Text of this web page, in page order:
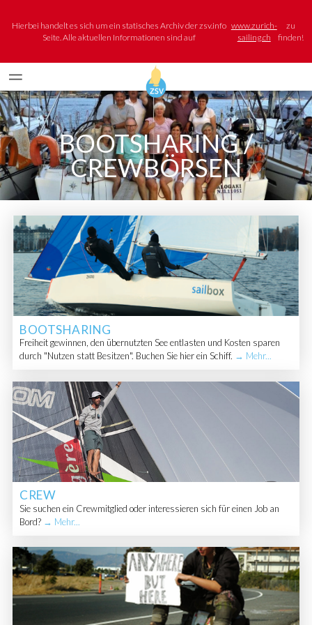
Hierbei handelt es sich um ein statisches Archiv der zsv.info
Seite. Alle aktuellen Informationen sind auf
www.zurich-
sailing.ch
zu
finden!
BOOTSHARING /
CREWBÖRSEN
BOOTSHARING
Freiheit gewinnen, den übernutzten See entlasten und Kosten sparen
durch "Nutzen statt Besitzen". Buchen Sie hier ein Schiff. → Mehr...
CREW
Sie suchen ein Crewmitglied oder interessieren sich für einen Job an
Bord? → Mehr...